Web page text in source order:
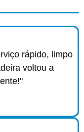
rápido, limpo
voltou a